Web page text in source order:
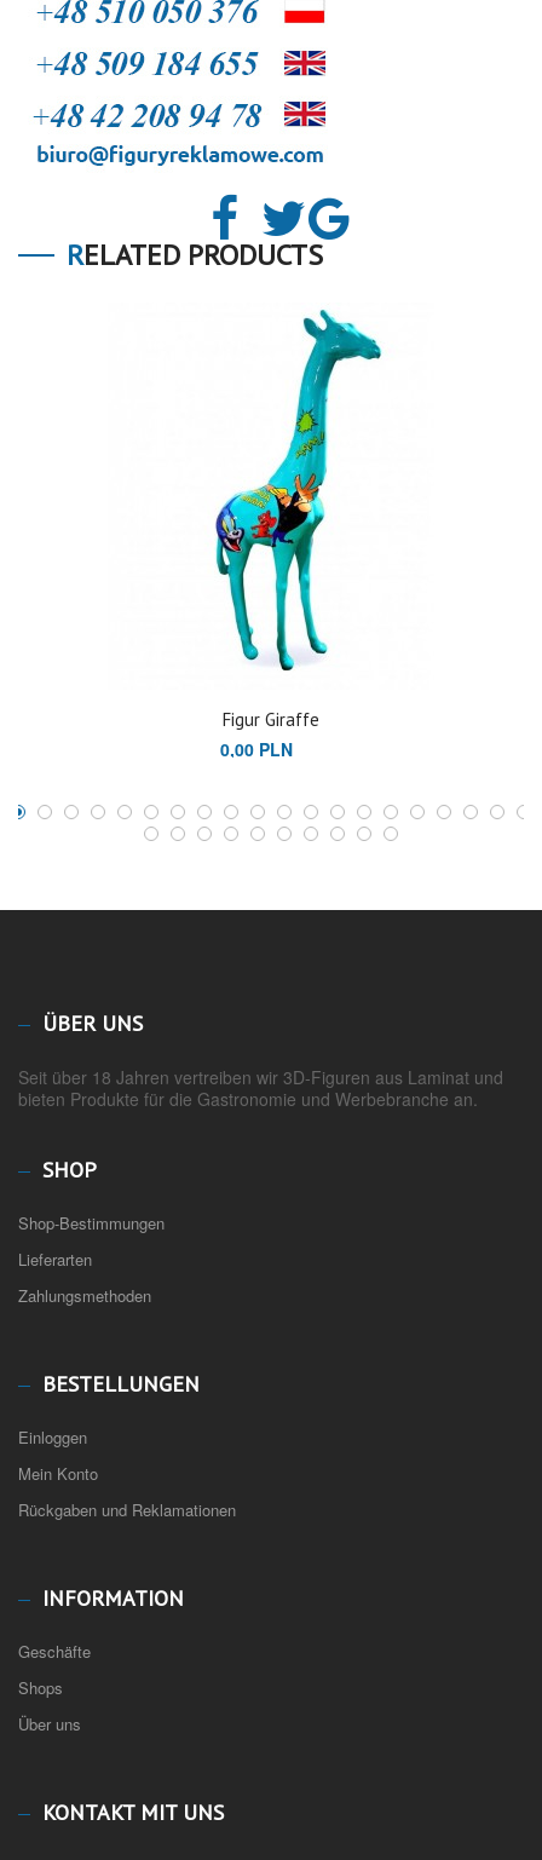
RELATED PRODUCTS
Figur Giraffe
0,00 PLN
ÜBER UNS
Seit über 18 Jahren vertreiben wir 3D-Figuren aus Laminat und
bieten Produkte für die Gastronomie und Werbebranche an.
SHOP
Shop-Bestimmungen
Lieferarten
Zahlungsmethoden
BESTELLUNGEN
Einloggen
Mein Konto
Rückgaben und Reklamationen
INFORMATION
Geschäfte
Shops
Über uns
KONTAKT MIT UNS